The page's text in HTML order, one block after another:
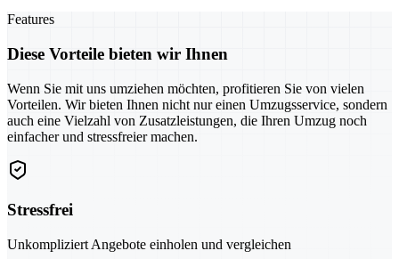
Features
Diese Vorteile bieten wir Ihnen
Wenn Sie mit uns umziehen möchten, profitieren Sie von vielen
Vorteilen. Wir bieten Ihnen nicht nur einen Umzugsservice, sondern
auch eine Vielzahl von Zusatzleistungen, die Ihren Umzug noch
einfacher und stressfreier machen.
Stressfrei
Unkompliziert Angebote einholen und vergleichen